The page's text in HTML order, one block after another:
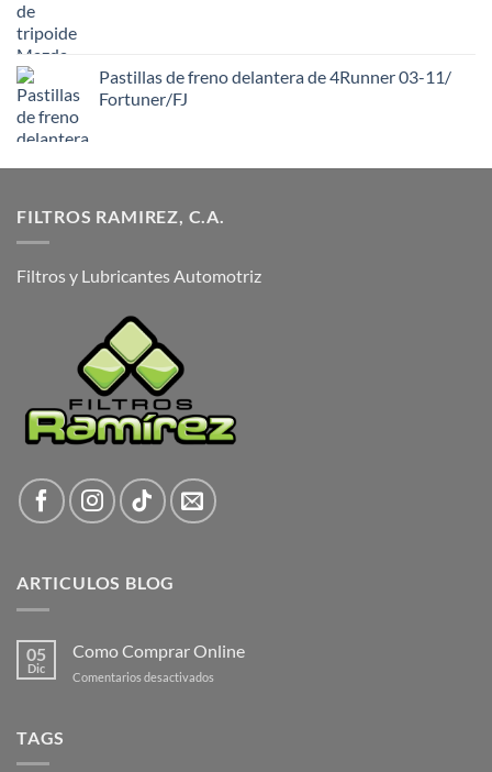
Pastillas de freno delantera de 4Runner 03-11/
Fortuner/FJ
FILTROS RAMIREZ, C.A.
Filtros y Lubricantes Automotriz
ARTICULOS BLOG
05
Dic
Como Comprar Online
Comentarios desactivados
TAGS